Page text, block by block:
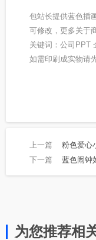
包站长提供蓝色插
可修改，更多关于
关键词：公司PPT
如需印刷成实物请
上一篇 粉色爱心
下一篇 蓝色闹钟
为您推荐相